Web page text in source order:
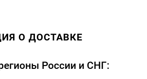
О ДОСТАВКЕ
России и СНГ: